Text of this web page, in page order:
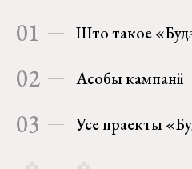
01 Што такое
02 Асобы кампаніі
03 Усе праекты